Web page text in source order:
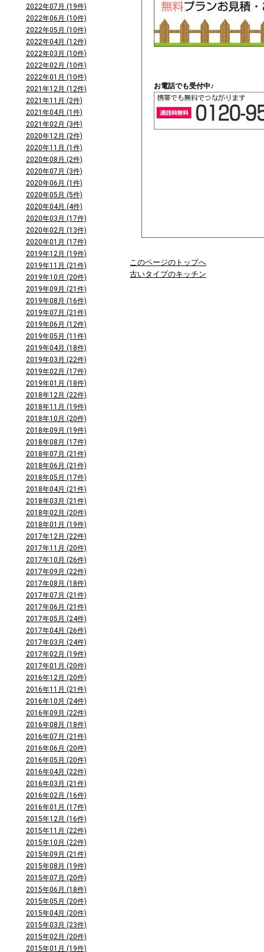
お電話でも受付中♪
このページのトップへ
古いタイプのキッチン
2022年07月 (19件)
2022年06月 (10件)
2022年05月 (10件)
2022年04月 (12件)
2022年03月 (10件)
2022年02月 (10件)
2022年01月 (10件)
2021年12月 (12件)
2021年11月 (2件)
2021年04月 (1件)
2021年02月 (3件)
2020年12月 (2件)
2020年11月 (1件)
2020年08月 (2件)
2020年07月 (3件)
2020年06月 (1件)
2020年05月 (5件)
2020年04月 (4件)
2020年03月 (17件)
2020年02月 (13件)
2020年01月 (17件)
2019年12月 (19件)
2019年11月 (21件)
2019年10月 (20件)
2019年09月 (21件)
2019年08月 (16件)
2019年07月 (21件)
2019年06月 (12件)
2019年05月 (11件)
2019年04月 (18件)
2019年03月 (22件)
2019年02月 (17件)
2019年01月 (18件)
2018年12月 (22件)
2018年11月 (19件)
2018年10月 (20件)
2018年09月 (19件)
2018年08月 (17件)
2018年07月 (21件)
2018年06月 (21件)
2018年05月 (17件)
2018年04月 (21件)
2018年03月 (21件)
2018年02月 (20件)
2018年01月 (19件)
2017年12月 (22件)
2017年11月 (20件)
2017年10月 (26件)
2017年09月 (22件)
2017年08月 (18件)
2017年07月 (21件)
2017年06月 (21件)
2017年05月 (24件)
2017年04月 (26件)
2017年03月 (24件)
2017年02月 (19件)
2017年01月 (20件)
2016年12月 (20件)
2016年11月 (21件)
2016年10月 (24件)
2016年09月 (22件)
2016年08月 (18件)
2016年07月 (21件)
2016年06月 (20件)
2016年05月 (20件)
2016年04月 (22件)
2016年03月 (21件)
2016年02月 (16件)
2016年01月 (17件)
2015年12月 (16件)
2015年11月 (22件)
2015年10月 (22件)
2015年09月 (21件)
2015年08月 (19件)
2015年07月 (20件)
2015年06月 (18件)
2015年05月 (20件)
2015年04月 (20件)
2015年03月 (23件)
2015年02月 (20件)
2015年01月 (19件)